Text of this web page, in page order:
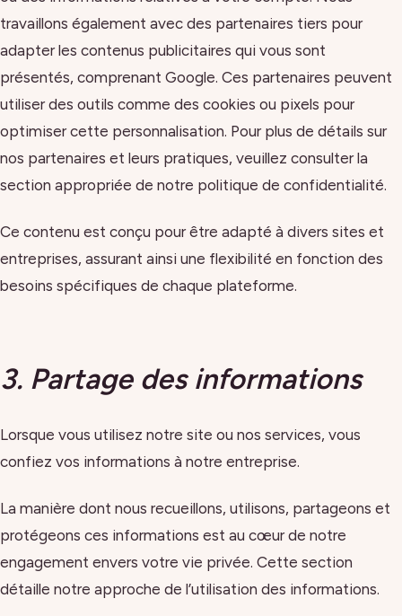
travaillons également avec des partenaires tiers pour
adapter les contenus publicitaires qui vous sont
présentés, comprenant Google. Ces partenaires peuvent
utiliser des outils comme des cookies ou pixels pour
optimiser cette personnalisation. Pour plus de détails sur
nos partenaires et leurs pratiques, veuillez consulter la
section appropriée de notre politique de confidentialité.
Ce contenu est conçu pour être adapté à divers sites et
entreprises, assurant ainsi une flexibilité en fonction des
besoins spécifiques de chaque plateforme.
3. Partage des informations
Lorsque vous utilisez notre site ou nos services, vous
confiez vos informations à notre entreprise.
La manière dont nous recueillons, utilisons, partageons et
protégeons ces informations est au cœur de notre
engagement envers votre vie privée. Cette section
détaille notre approche de l’utilisation des informations.